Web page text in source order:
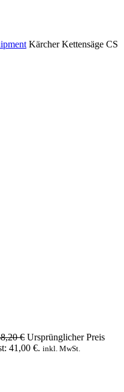
Kärcher Kettensäge CS
€ Ursprünglicher Preis
41,00 €. inkl. MwSt.